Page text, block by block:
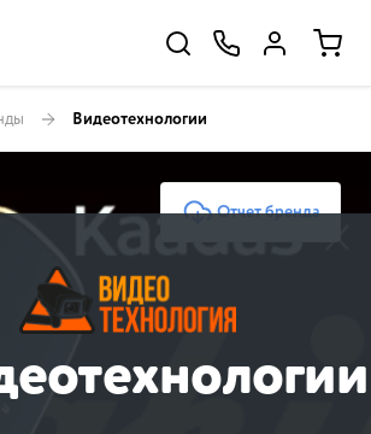
Видеотехнологии
Отчет бренда